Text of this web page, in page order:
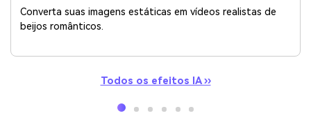
Converta suas imagens estáticas em vídeos realistas de
beijos românticos.
Todos os efeitos IA ››